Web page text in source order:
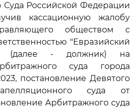
Суда Российской Федерации
кассационную жалобу
обществом с
"Евразийский
(далее - должник) на
суда города
постановление Девятого
суда от
Арбитражного суда